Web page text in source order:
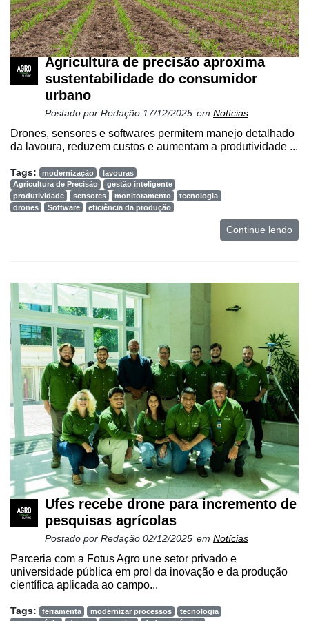
Cadastre-
se
Minha
Notícias
Destaque
Agricultura de precisão aproxima
sustentabilidade do consumidor
urbano
Postado por Redação 17/12/2025 em Notícias
Drones, sensores e softwares permitem manejo detalhado
da lavoura, reduzem custos e aumentam a produtividade ...
Tags: modernização
lavouras
Agricultura de Precisão
gestão inteligente
produtividade
sensores monitoramento
tecnologia
drones
Software eficiência da produção
Continue lendo
Ufes recebe drone para incremento de
pesquisas agrícolas
Postado por Redação 02/12/2025 em Notícias
Parceria com a Fotus Agro une setor privado e
universidade pública em prol da inovação e da produção
científica aplicada ao campo...
Tags: ferramenta modernizar processos
tecnologia